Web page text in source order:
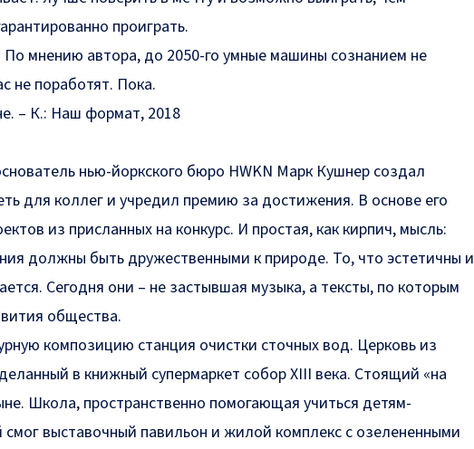
проиграть.
мнению автора, до 2050-го умные машины сознанием не
не поработят. Пока.
– К.: Наш формат, 2018
нью-йоркского бюро HWKN Марк Кушнер создал
для коллег и учредил премию за достижения. В основе его
из присланных на конкурс. И простая, как кирпич, мысль:
должны быть дружественными к природе. То, что эстетичны и
Сегодня они – не застывшая музыка, а тексты, по которым
общества.
композицию станция очистки сточных вод. Церковь из
в книжный супермаркет собор ХIII века. Стоящий «на
Школа, пространственно помогающая учиться детям-
выставочный павильон и жилой комплекс с озелененными